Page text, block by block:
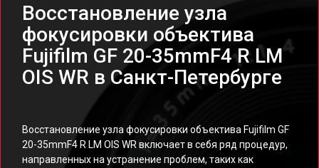
Восстановление узла
фокусировки объектива
Fujifilm GF 20-35mmF4 R LM
OIS WR в Санкт-Петербурге
Восстановление узла фокусировки объектива Fujifilm GF
20-35mmF4 R LM OIS WR включает в себя ряд процедур,
направленных на устранение проблем, таких как